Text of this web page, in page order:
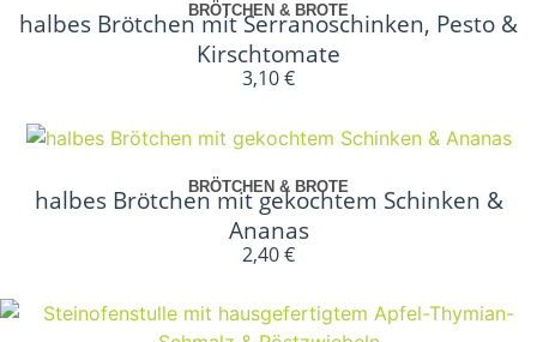
BRÖTCHEN & BROTE
halbes Brötchen mit Serranoschinken, Pesto &
Kirschtomate
3,10€
In den Warenkorb
BRÖTCHEN & BROTE
halbes Brötchen mit gekochtem Schinken &
Ananas
2,40€
In den Warenkorb